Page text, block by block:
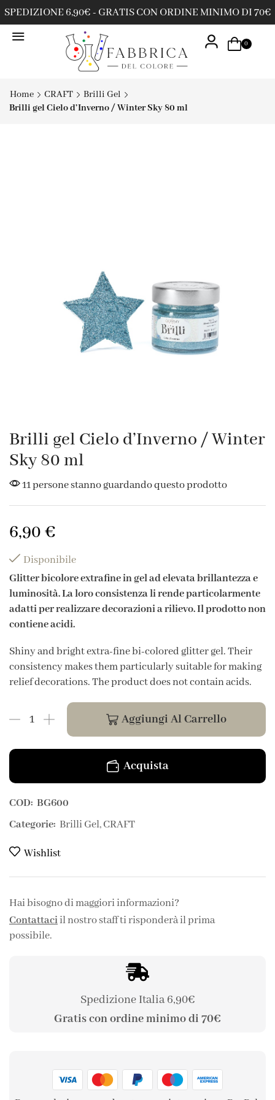
SPEDIZIONE 6,90€ - GRATIS CON ORDINE MINIMO DI 70€
0
Home CRAFT
Brilli Gel
Brilli gel Cielo d’Inverno / Winter Sky 80 ml
Brilli gel Cielo d’Inverno / Winter
Sky 80 ml
11 persone stanno guardando questo prodotto
6,90 €
Disponibile
Glitter bicolore extrafine in gel ad elevata brillantezza e
luminosità. La loro consistenza li rende particolarmente
adatti per realizzare decorazioni a rilievo. Il prodotto non
contiene acidi.
Shiny and bright extra-fine bi-colored glitter gel. Their
consistency makes them particularly suitable for making
relief decorations. The product does not contain acids.
Aggiungi Al Carrello
Acquista
COD: BG600
Categorie: Brilli Gel,CRAFT
Wishlist
Hai bisogno di maggiori informazioni?
Contattaciil nostro staff ti risponderà il prima
possibile.
Spedizione Italia 6,90€
Gratis con ordine minimo di 70€